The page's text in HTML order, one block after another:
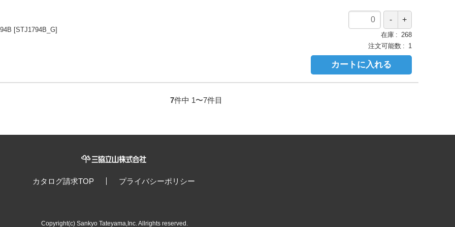
[STJ1794B_G]
在庫
268
注文可能数
1
カートに入れる
7件中 1〜7件目
カタログ請求TOP プライバシーポリシー
Copyright(c) Sankyo Tateyama,Inc. Allrights reserved.